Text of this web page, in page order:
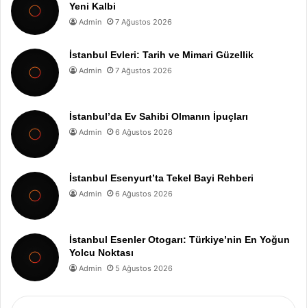
Yeni Kalbi
Admin 7 Ağustos 2026
İstanbul Evleri: Tarih ve Mimari Güzellik
Admin 7 Ağustos 2026
İstanbul’da Ev Sahibi Olmanın İpuçları
Admin 6 Ağustos 2026
İstanbul Esenyurt’ta Tekel Bayi Rehberi
Admin 6 Ağustos 2026
İstanbul Esenler Otogarı: Türkiye’nin En Yoğun
Yolcu Noktası
Admin 5 Ağustos 2026